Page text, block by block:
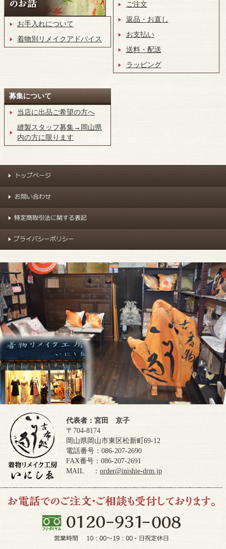
お手入れについて
着物別リメイクアドバイス
ご注文
返品・お直し
お支払い
送料・配送
ラッピング
募集について
当店に出品ご希望の方へ
縫製スタッフ募集→岡山県
内の方に限ります
代表者：宮田 京子
〒704-8174
岡山県岡山市東区松新町69-12
電話番号：086-207-2690
FAX番号：086-207-2691
MAIL ： order@inishie-drm.jp